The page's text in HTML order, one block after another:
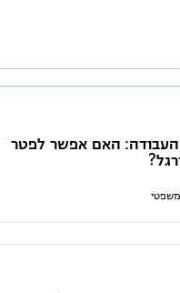
העבודה: האם אפשר לפטר